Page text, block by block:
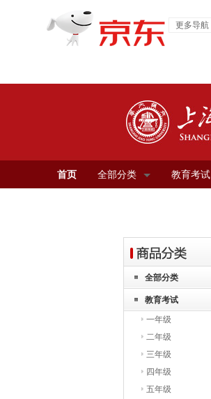
更多导航
首页 全部分类 教育考试
全部分类
教育考试
一年级
二年级
三年级
四年级
五年级